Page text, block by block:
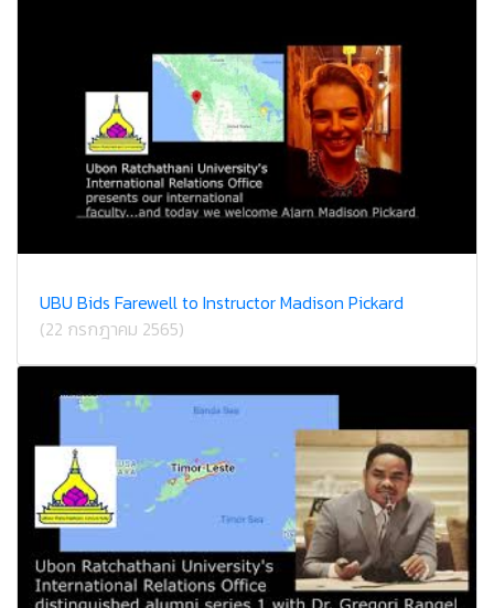
UBU Bids Farewell to Instructor Madison Pickard
(22 กรกฎาคม 2565)